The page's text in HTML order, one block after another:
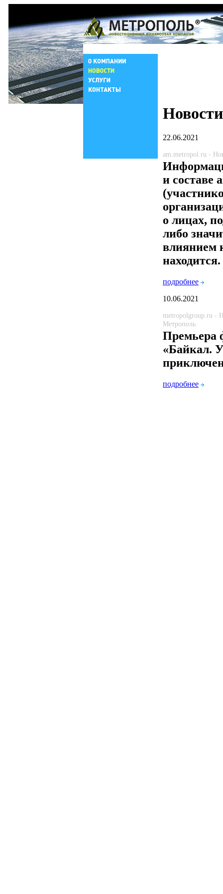
22.06.2021
am.metropol.ru -
и составе
о лицах,
либо
влиянием
находится.
подробнее
10.06.2021
metropolgroup.ru -
Метрополь
Премьера
«Байкал.
подробнее